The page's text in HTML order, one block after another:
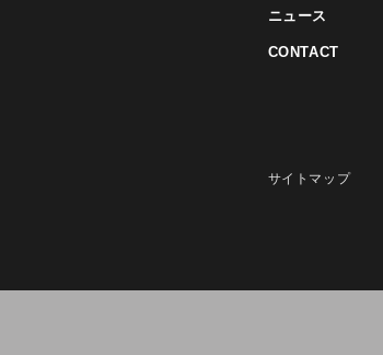
ニュース
CONTACT
サイトマップ